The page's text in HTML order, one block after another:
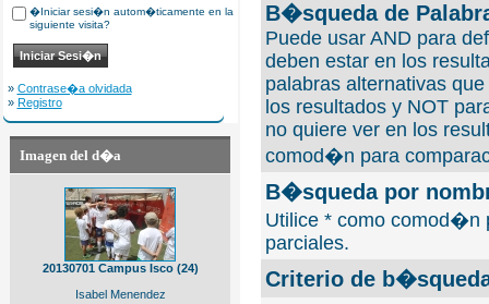
�Iniciar sesi�n autom�ticamente en la
siguiente visita?
» Contrase�a olvidada
» Registro
Imagen del d�a
20130701 Campus Isco (24)
Isabel Menendez
B�squeda de
Puede usar AND para
deben estar en los
palabras alternativas
los resultados y NOT
no quiere ver en los
comod�n para
B�squeda por
Utilice * como comod�n
parciales.
Criterio de